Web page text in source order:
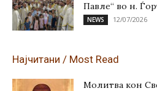
Павле“ во н.
NEWS 12/07/2026
Најчитани / Most Read
Молитва кон